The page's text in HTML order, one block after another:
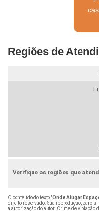
Regiões de
Verifique as regiões que
O conteúdo do texto "Onde Alugar
direito reservado. Sua reprodução,
a autorização do autor. Crime de violação